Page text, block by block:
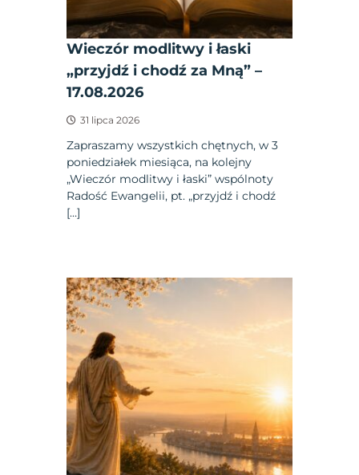
Wieczór modlitwy i łaski
„przyjdź i chodź za Mną” –
17.08.2026
31 lipca 2026
Zapraszamy wszystkich chętnych, w 3
poniedziałek miesiąca, na kolejny
„Wieczór modlitwy i łaski” wspólnoty
Radość Ewangelii, pt. „przyjdź i chodź
[…]